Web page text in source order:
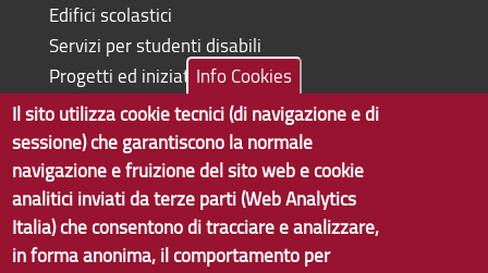
Edifici scolastici
Servizi per studenti disabili
Progetti ed iniziative
Copyright © 2017 Città metropolitana di Genova | CF:
80007350103
Tecnologie e Accessibilità
Info Cookies
Il sito utilizza cookie tecnici (di navigazione e di
sessione) che garantiscono la normale
navigazione e fruizione del sito web e cookie
analitici inviati da terze parti (Web Analytics
Italia) che consentono di tracciare e analizzare,
in forma anonima, il comportamento per